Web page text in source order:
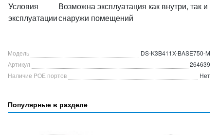
Условия
эксплуатации
Возможна эксплуатация как внутри, так и
снаружи помещений
Модель
DS-K3B411X-BASE750-M
Артикул
264639
Наличие POE портов
Нет
Популярные в разделе